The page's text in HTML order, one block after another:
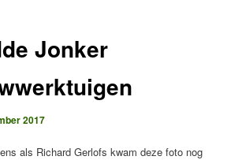
Jonker
2017
als Richard Gerlofs kwam deze foto nog